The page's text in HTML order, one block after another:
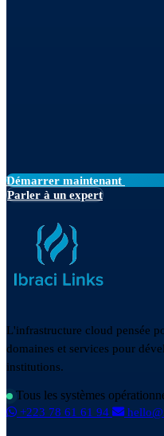
Démarrer maintenant
Parler à un expert
L'infrastructure cloud pensée
domaines et services pour
institutions.
Tous les systèmes
+223 78 61 61 94